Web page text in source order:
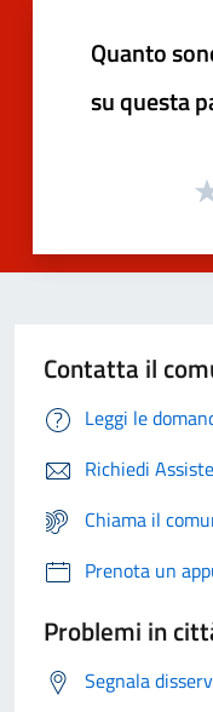
Quanto
su questa
Contatta il
Leggi le
Richiedi
Chiama il
Prenota un
Problemi in
Segnala